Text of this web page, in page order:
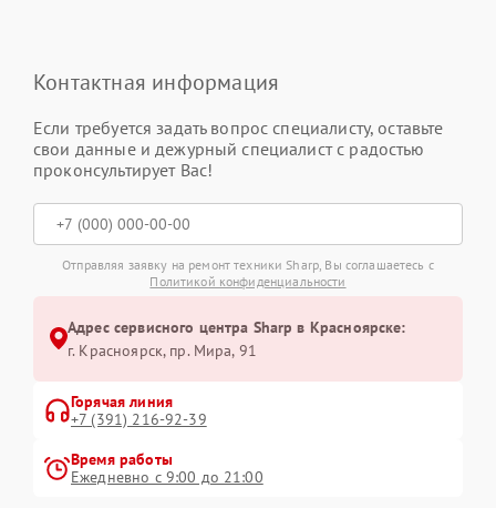
Контактная информация
Если требуется задать вопрос специалисту, оставьте
свои данные и дежурный специалист с радостью
проконсультирует Вас!
Отправляя заявку на ремонт техники Sharp, Вы соглашаетесь с
Политикой конфиденциальности
Адрес сервисного центра Sharp в Красноярске:
г. Красноярск, ​пр. Мира, 91
Горячая линия
+7 (391) 216-92-39
Время работы
Ежедневно с 9:00 до 21:00